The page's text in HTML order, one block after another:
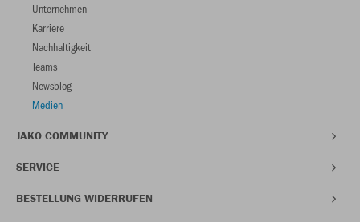
Unternehmen
Karriere
Nachhaltigkeit
Teams
Newsblog
Medien
JAKO COMMUNITY
SERVICE
BESTELLUNG WIDERRUFEN